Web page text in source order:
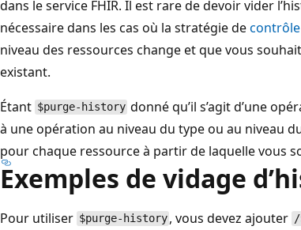
dans le service FHIR. Il est rare de devoir vider
nécessaire dans les cas où la stratégie de
niveau des ressources change et que vous
existant.
Étant $purge-history donné qu’il s’agit d’une
à une opération au niveau du type ou au niveau
pour chaque ressource à partir de laquelle vous
Exemples de vidage
Pour utiliser $purge-history , vous devez ajouter /